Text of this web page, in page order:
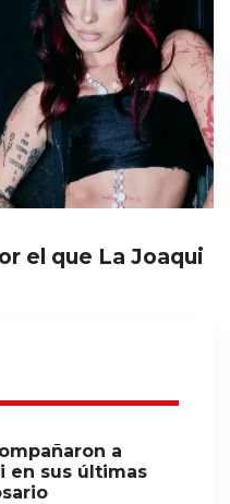
el que La Joaqui
a
en sus últimas